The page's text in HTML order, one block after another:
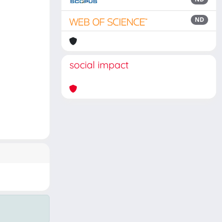
ND
social impact